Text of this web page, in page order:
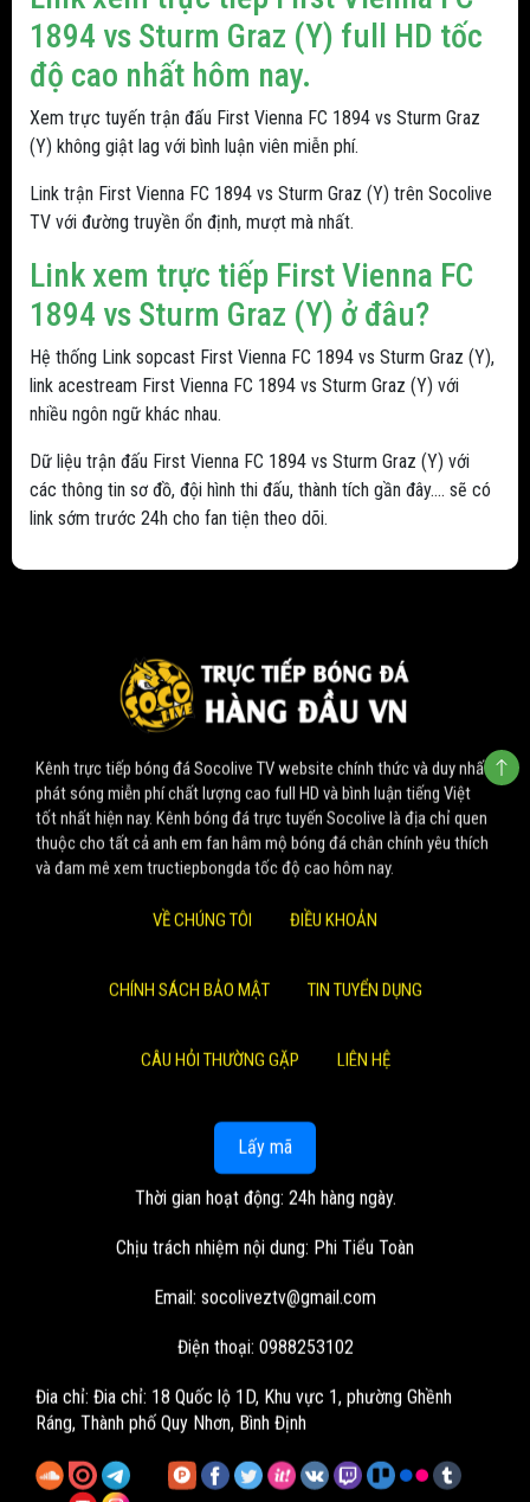
1894 vs Sturm Graz (Y) full HD tốc
độ cao nhất hôm nay.
Xem trực tuyến trận đấu First Vienna FC 1894 vs Sturm Graz
(Y) không giật lag với bình luận viên miễn phí.
Link trận First Vienna FC 1894 vs Sturm Graz (Y) trên Socolive
TV với đường truyền ổn định, mượt mà nhất.
Link xem trực tiếp First Vienna FC
1894 vs Sturm Graz (Y) ở đâu?
Hệ thống Link sopcast First Vienna FC 1894 vs Sturm Graz (Y),
link acestream First Vienna FC 1894 vs Sturm Graz (Y) với
nhiều ngôn ngữ khác nhau.
Dữ liệu trận đấu First Vienna FC 1894 vs Sturm Graz (Y) với
các thông tin sơ đồ, đội hình thi đấu, thành tích gần đây.... sẽ có
link sớm trước 24h cho fan tiện theo dõi.
Kênh trực tiếp bóng đá Socolive TV website chính thức và duy nhất
phát sóng miễn phí chất lượng cao full HD và bình luận tiếng Việt
tốt nhất hiện nay. Kênh bóng đá trực tuyến Socolive là địa chỉ quen
thuộc cho tất cả anh em fan hâm mộ bóng đá chân chính yêu thích
và đam mê xem tructiepbongda tốc độ cao hôm nay.
VỀ CHÚNG TÔI ĐIỀU KHOẢN
CHÍNH SÁCH BẢO MẬT TIN TUYỂN DỤNG
CÂU HỎI THƯỜNG GẶP LIÊN HỆ
Lấy mã
Thời gian hoạt động: 24h hàng ngày.
Chịu trách nhiệm nội dung: Phi Tiểu Toàn
Email: socoliveztv@gmail.com
Điện thoại: 0988253102
Đia chỉ: Đia chỉ: 18 Quốc lộ 1D, Khu vực 1, phường Ghềnh
Ráng, Thành phố Quy Nhơn, Bình Định